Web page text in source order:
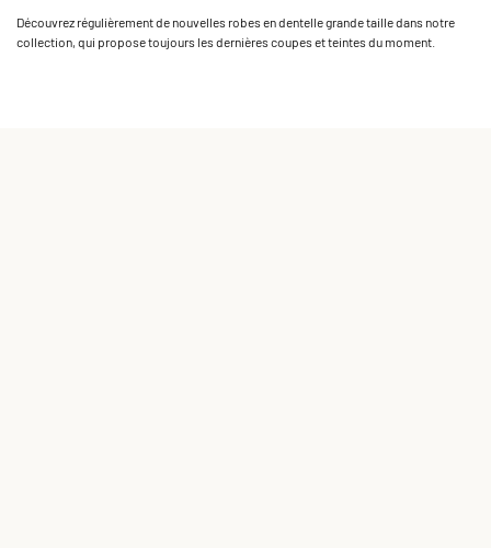
Découvrez régulièrement de nouvelles robes en dentelle grande taille dans notre
collection, qui propose toujours les dernières coupes et teintes du moment.